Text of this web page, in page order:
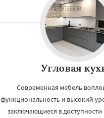
Угловая
Современная мебель
функциональность и высокий
заключающиеся в доступности